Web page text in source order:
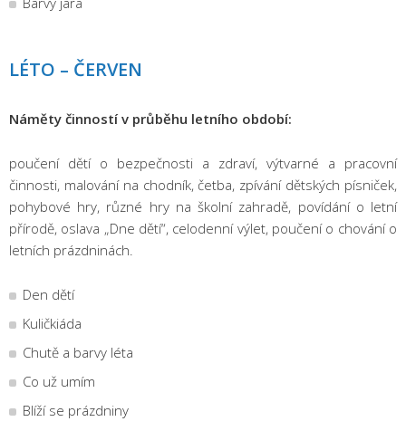
LÉTO – ČERVEN
Náměty činností v průběhu letního období:
poučení dětí o bezpečnosti a zdraví, výtvarné a pracovní
činnosti, malování na chodník, četba, zpívání dětských písniček,
pohybové hry, různé hry na školní zahradě, povídání o letní
přírodě, oslava „Dne dětí“, celodenní výlet, poučení o chování o
letních prázdninách.
Den dětí
Kuličkiáda
Chutě a barvy léta
Co už umím
Blíží se prázdniny